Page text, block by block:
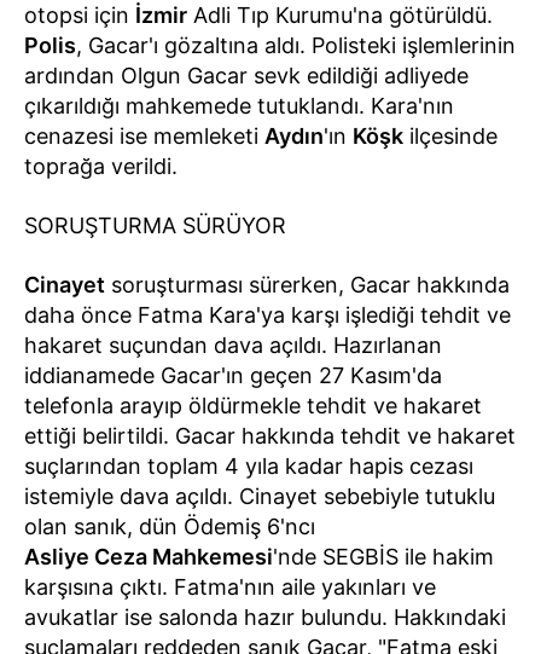
otopsi için İzmir Adli Tıp Kurumu'na götürüldü.
Polis, Gacar'ı gözaltına aldı. Polisteki işlemlerinin
ardından Olgun Gacar sevk edildiği adliyede
çıkarıldığı mahkemede tutuklandı. Kara'nın
cenazesi ise memleketi Aydın'ın Köşk ilçesinde
toprağa verildi.
SORUŞTURMA SÜRÜYOR
Cinayet soruşturması sürerken, Gacar hakkında
daha önce Fatma Kara'ya karşı işlediği tehdit ve
hakaret suçundan dava açıldı. Hazırlanan
iddianamede Gacar'ın geçen 27 Kasım'da
telefonla arayıp öldürmekle tehdit ve hakaret
ettiği belirtildi. Gacar hakkında tehdit ve hakaret
suçlarından toplam 4 yıla kadar hapis cezası
istemiyle dava açıldı. Cinayet sebebiyle tutuklu
olan sanık, dün Ödemiş 6'ncı
Asliye Ceza Mahkemesi'nde SEGBİS ile hakim
karşısına çıktı. Fatma'nın aile yakınları ve
avukatlar ise salonda hazır bulundu. Hakkındaki
suçlamaları reddeden sanık Gacar, "Fatma eski